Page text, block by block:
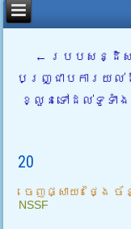
← របបសន្ដិសុ
បញ្រ្ជាបការយល់
ខ្លួនទៅដល់ទូទាំ
20
ចេញផ្សាយ៖ ថ្ងៃ
NSSF